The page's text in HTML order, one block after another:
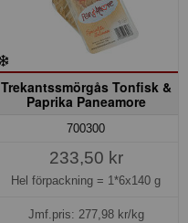
Trekantssmörgås Tonfisk &
Paprika Paneamore
700300
233,50 kr
Hel förpackning = 1*6x140 g
Jmf.pris: 277,98kr/kg